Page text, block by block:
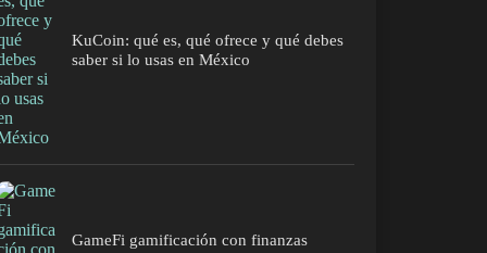
KuCoin: qué es, qué ofrece y qué debes
saber si lo usas en México
GameFi gamificación con finanzas